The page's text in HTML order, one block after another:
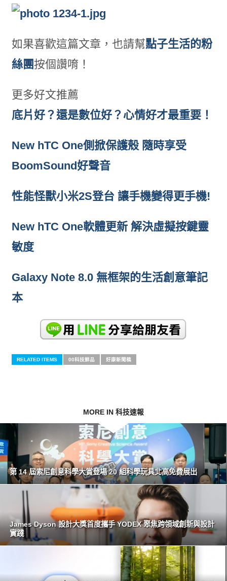
如果喜歡這篇文章，也請幫點子生活的粉
絲團按個讚唷！
更多好文推薦
底片好？還是數位好？心情好才最重要！
New hTC One側掀保護殼 隨時享受
BoomSound好聲音
性能怪獸小米2S登台 讓手機變得更手機!
New hTC One軟體更新 解決虛擬按鍵靈
敏度
Galaxy Note 8.0 無框架的生活創意筆記
本
RELATED ITEMS 00科技鮮品 好康新聞稿
MORE IN 科技速報
第 14 屆索尼創意科學大賞登場 20 組科學玩具北高免費展出
James Dyson 設計大獎首度攜手 YODEX 聚焦跨領域創新與設計
實踐